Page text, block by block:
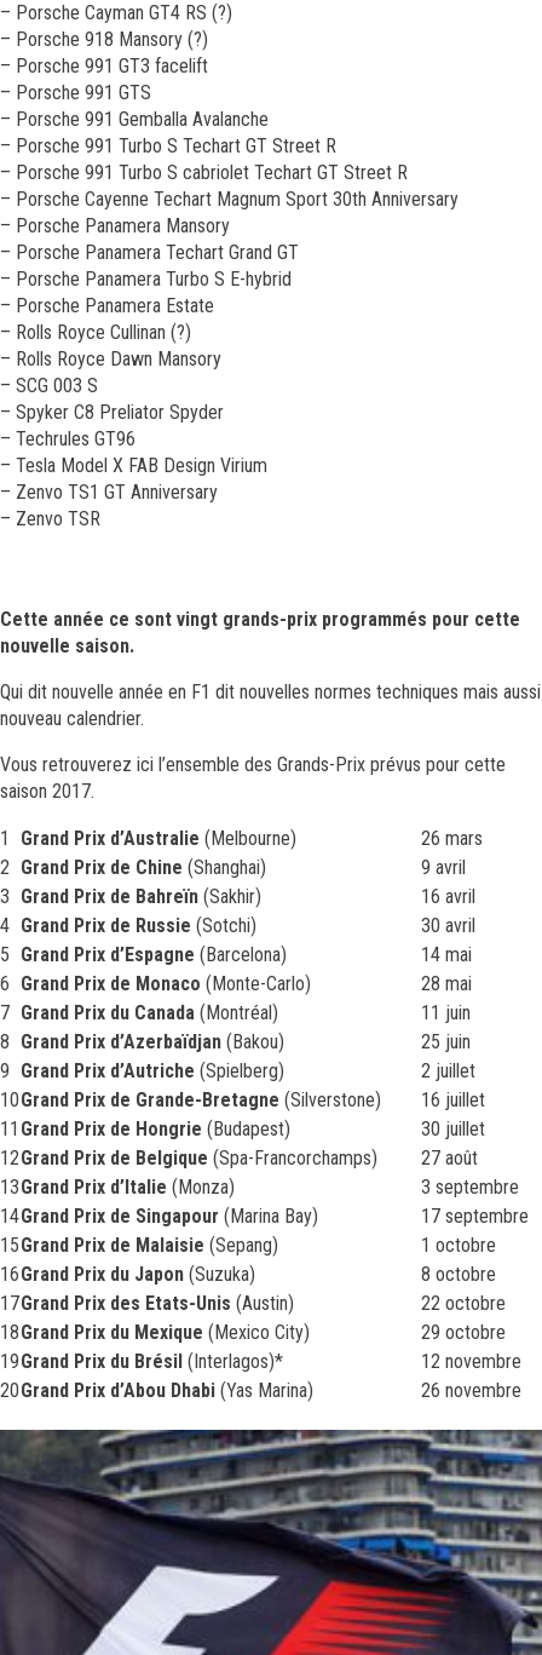
– Porsche Cayman GT4 RS (?)
– Porsche 918 Mansory (?)
– Porsche 991 GT3 facelift
– Porsche 991 GTS
– Porsche 991 Gemballa Avalanche
– Porsche 991 Turbo S Techart GT Street R
– Porsche 991 Turbo S cabriolet Techart GT Street R
– Porsche Cayenne Techart Magnum Sport 30th Anniversary
– Porsche Panamera Mansory
– Porsche Panamera Techart Grand GT
– Porsche Panamera Turbo S E-hybrid
– Porsche Panamera Estate
– Rolls Royce Cullinan (?)
– Rolls Royce Dawn Mansory
– SCG 003 S
– Spyker C8 Preliator Spyder
– Techrules GT96
– Tesla Model X FAB Design Virium
– Zenvo TS1 GT Anniversary
– Zenvo TSR
Cette année ce sont vingt grands-prix programmés pour cette
nouvelle saison.
Qui dit nouvelle année en F1 dit nouvelles normes techniques mais aussi
nouveau calendrier.
Vous retrouverez ici l’ensemble des Grands-Prix prévus pour cette
saison 2017.
1 Grand Prix d’Australie (Melbourne)
26 mars
2 Grand Prix de Chine (Shanghai)
9 avril
3 Grand Prix de Bahreïn (Sakhir)
16 avril
4 Grand Prix de Russie (Sotchi)
30 avril
5 Grand Prix d’Espagne (Barcelona)
14 mai
6 Grand Prix de Monaco (Monte-Carlo)
28 mai
7 Grand Prix du Canada (Montréal)
11 juin
8 Grand Prix d’Azerbaïdjan (Bakou)
25 juin
9 Grand Prix d’Autriche (Spielberg)
2 juillet
10Grand Prix de Grande-Bretagne (Silverstone)
16 juillet
11 Grand Prix de Hongrie (Budapest)
30 juillet
12Grand Prix de Belgique (Spa-Francorchamps)
27 août
13Grand Prix d’Italie (Monza)
3 septembre
14Grand Prix de Singapour (Marina Bay)
17 septembre
15Grand Prix de Malaisie (Sepang)
1 octobre
16Grand Prix du Japon (Suzuka)
8 octobre
17Grand Prix des Etats-Unis (Austin)
22 octobre
18Grand Prix du Mexique (Mexico City)
29 octobre
19Grand Prix du Brésil (Interlagos)*
12 novembre
20Grand Prix d’Abou Dhabi (Yas Marina) 26 novembre